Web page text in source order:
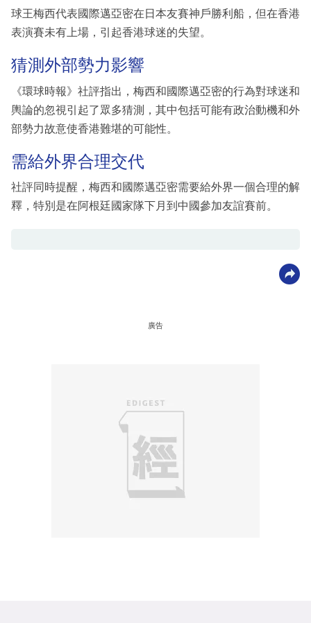
區
球王梅西代表國際邁亞密在日本友賽神戶勝利船，但在香港
表演賽未有上場，引起香港球迷的失望。
猜測外部勢力影響
《環球時報》社評指出，梅西和國際邁亞密的行為對球迷和
輿論的忽視引起了眾多猜測，其中包括可能有政治動機和外
部勢力故意使香港難堪的可能性。
需給外界合理交代
社評同時提醒，梅西和國際邁亞密需要給外界一個合理的解
釋，特別是在阿根廷國家隊下月到中國參加友誼賽前。
廣告